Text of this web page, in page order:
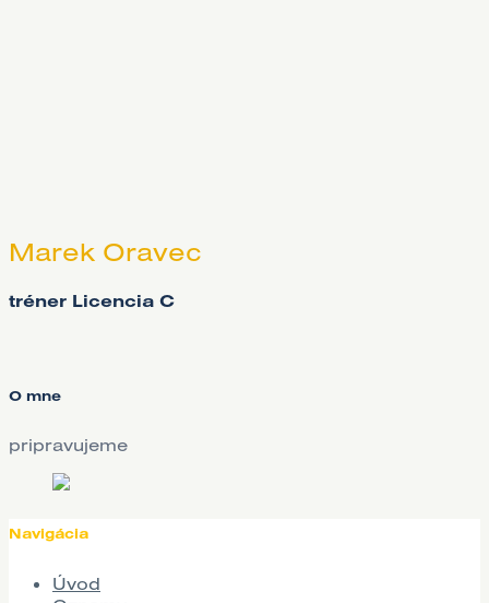
Marek Oravec
tréner Licencia C
O mne
pripravujeme
Navigácia
Úvod